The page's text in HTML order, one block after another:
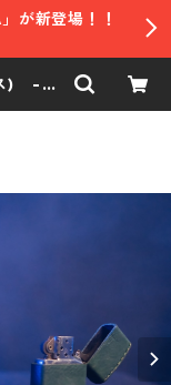
が新登場！！
) -自